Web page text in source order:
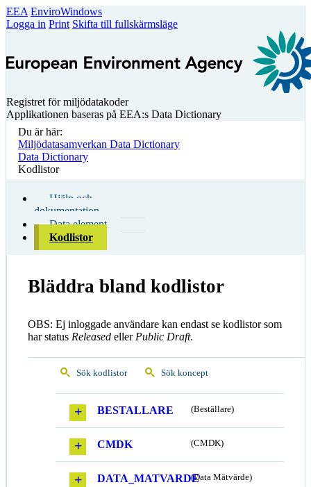
EEA EnviroWindows
Logga in Print Skifta till fullskärmsläge
Registret för miljödatakoder
Applikationen baseras på EEA:s Data Dictionary
Du är här:
Miljödatasamverkan Data Dictionary
Data Dictionary
Kodlistor
Hjälp och
dokumentation
Data element
Kodlistor
Bläddra bland kodlistor
OBS: Ej inloggade användare kan endast se kodlistor som
har status Released eller Public Draft.
Sök kodlistor Sök koncept
BESTALLARE (Beställare)
CMDK (CMDK)
DATA_MATVARDE(Data Mätvärde)